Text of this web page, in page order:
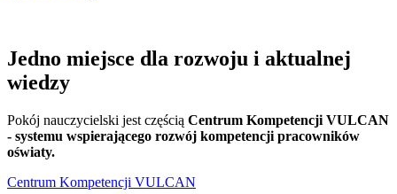
Jedno miejsce dla rozwoju i aktualnej
wiedzy
Pokój nauczycielski jest częścią Centrum Kompetencji VULCAN
- systemu wspierającego rozwój kompetencji pracowników
oświaty.
Centrum Kompetencji VULCAN